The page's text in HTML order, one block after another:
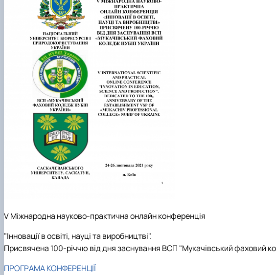
V Міжнародна науково-практична онлайн конференція
"Інновації в освіті, науці та виробництві".
Присвячена 100-річчю від дня заснування ВСП "Мукачівський фаховий
ПРОГРАМА КОНФЕРЕНЦІЇ